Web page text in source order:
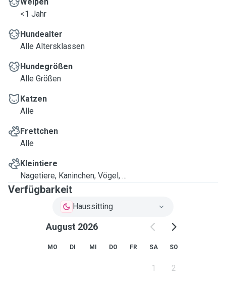
<1 Jahr
Hundealter
Alle Altersklassen
Hundegrößen
Alle Größen
Katzen
Alle
Frettchen
Alle
Kleintiere
Nagetiere, Kaninchen, Vögel, ...
Verfügbarkeit
Haussitting
August 2026
MO DI MI DO FR SA SO
1 2